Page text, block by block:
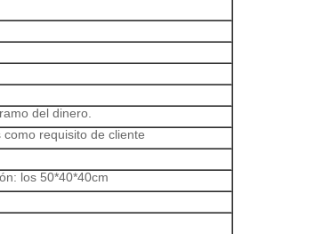
del dinero.
requisito de cliente
los 50*40*40cm